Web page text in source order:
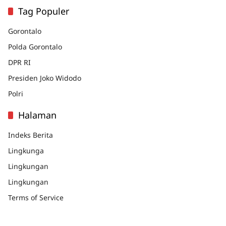
Tag Populer
Gorontalo
Polda Gorontalo
DPR RI
Presiden Joko Widodo
Polri
Halaman
Indeks Berita
Lingkunga
Lingkungan
Lingkungan
Terms of Service